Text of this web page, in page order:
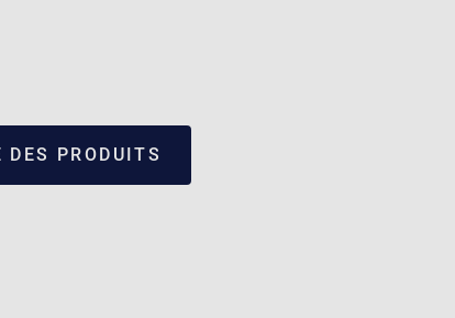
PRODUITS